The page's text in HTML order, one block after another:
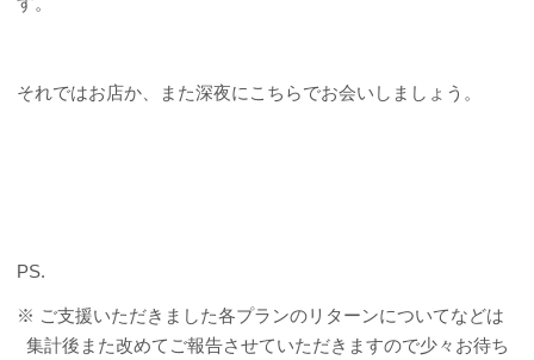
それではお店か、また深夜にこちらでお会いしましょう。
PS.
※ ご支援いただきました各プランのリターンについてなどは
集計後また改めてご報告させていただきますので少々お待ち